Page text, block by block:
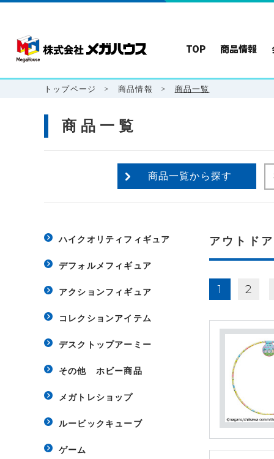
TOP 商品情報
トップページ > 商品情報 > 商品一覧
商品一覧
商品一覧から探す
ハイクオリティフィギュア
デフォルメフィギュア
アクションフィギュア
コレクションアイテム
デスクトップアーミー
その他 ホビー商品
メガトレショップ
ルービックキューブ
ゲーム
アウトド
1 2